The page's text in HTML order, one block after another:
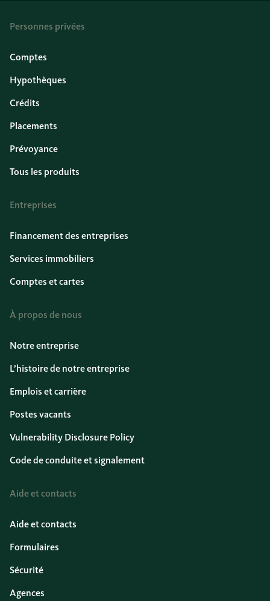
Personnes privées
Comptes
Hypothèques
Crédits
Placements
Prévoyance
Tous les produits
Entreprises
Financement des entreprises
Services immobiliers
Comptes et cartes
À propos de nous
Notre entreprise
L’histoire de notre entreprise
Emplois et carrière
Postes vacants
Vulnerability Disclosure Policy
Code de conduite et signalement
Aide et contacts
Aide et contacts
Formulaires
Sécurité
Agences